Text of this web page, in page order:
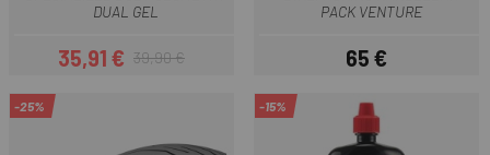
DUAL GEL
Precio
35,91 €Precio regular
39,90 €
PACK VENTURE
Precio
65 €
-25% -15%